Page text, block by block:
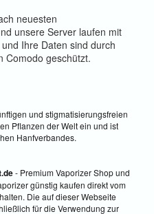
neuesten
unsere Server laufen mit
Ihre Daten sind durch
Comodo geschützt.
und stigmatisierungsfreien
Pflanzen der Welt ein und ist
Hanfverbandes.
- Premium Vaporizer Shop und
günstig kaufen direkt vom
Die auf dieser Webseite
für die Verwendung zur